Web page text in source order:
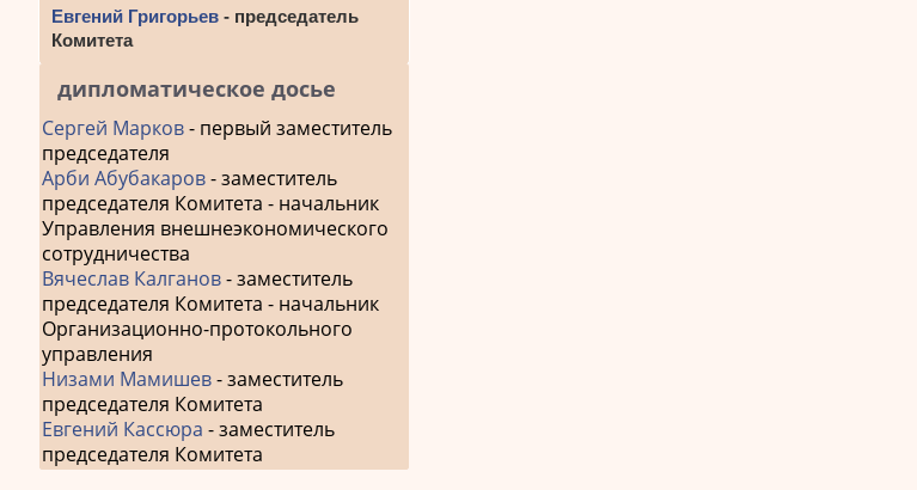
Евгений Григорьев - председатель
Комитета
дипломатическое досье
Сергей Марков- первый заместитель
председателя
Арби Абубакаров- заместитель
председателя Комитета - начальник
Управления внешнеэкономического
сотрудничества
Вячеслав Калганов- заместитель
председателя Комитета - начальник
Организационно-протокольного
управления
Низами Мамишев- заместитель
председателя Комитета
Евгений Кассюра - заместитель
председателя Комитета